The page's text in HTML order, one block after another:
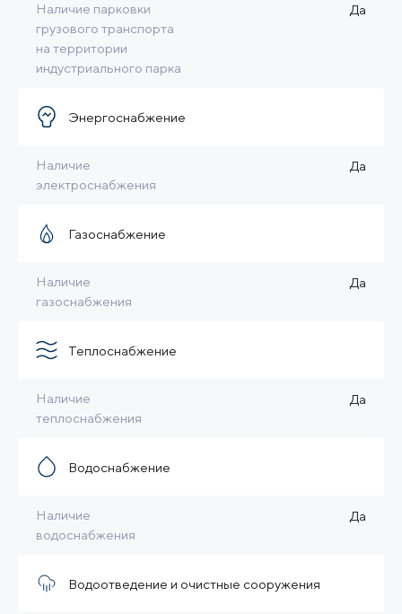
Наличие парковки
грузового транспорта
на территории
индустриального парка
Да
Энергоснабжение
Наличие
электроснабжения
Да
Газоснабжение
Наличие
газоснабжения
Да
Теплоснабжение
Наличие
теплоснабжения
Да
Водоснабжение
Наличие
водоснабжения
Да
Водоотведение и очистные сооружения